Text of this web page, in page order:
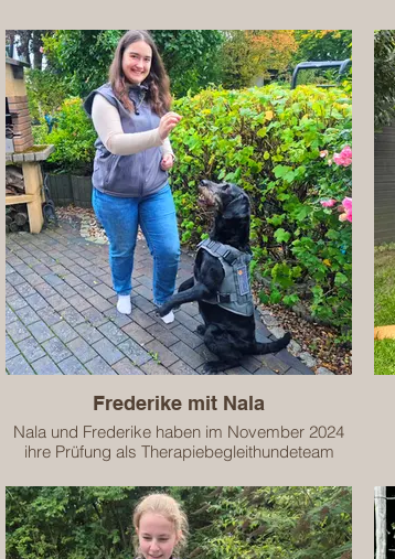
Frederike mit Nala
Nala und Frederike haben im November 2024
ihre Prüfung als Therapiebegleithundeteam
Das Team ist zugelassen für die begleitende
Arbeit in folgenden Bereichen: